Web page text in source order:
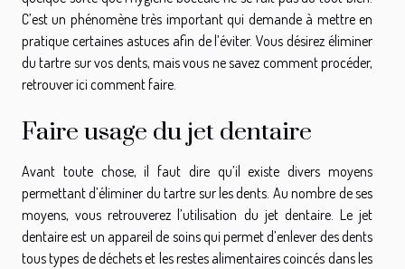
C’est un phénomène très important qui demande à mettre en
pratique certaines astuces afin de l’éviter. Vous désirez éliminer
du tartre sur vos dents, mais vous ne savez comment procéder,
retrouver ici comment faire.
Faire usage du jet dentaire
Avant toute chose, il faut dire qu’il existe divers moyens
permettant d’éliminer du tartre sur les dents. Au nombre de ses
moyens, vous retrouverez l’utilisation du jet dentaire. Le jet
dentaire est un appareil de soins qui permet d’enlever des dents
tous types de déchets et les restes alimentaires coincés dans les